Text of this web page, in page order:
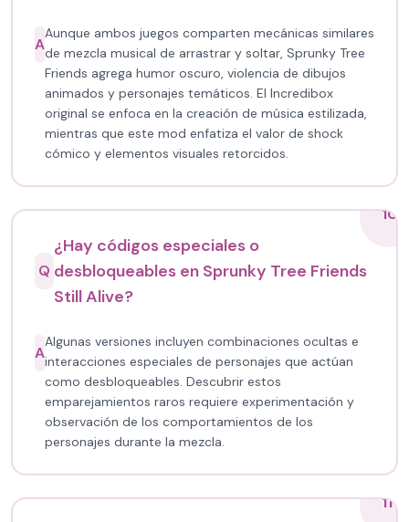
A
Aunque ambos juegos comparten mecánicas similares
de mezcla musical de arrastrar y soltar, Sprunky Tree
Friends agrega humor oscuro, violencia de dibujos
animados y personajes temáticos. El Incredibox
original se enfoca en la creación de música estilizada,
mientras que este mod enfatiza el valor de shock
cómico y elementos visuales retorcidos.
10
Q
¿Hay códigos especiales o
desbloqueables en Sprunky Tree Friends
Still Alive?
A
Algunas versiones incluyen combinaciones ocultas e
interacciones especiales de personajes que actúan
como desbloqueables. Descubrir estos
emparejamientos raros requiere experimentación y
observación de los comportamientos de los
personajes durante la mezcla.
11